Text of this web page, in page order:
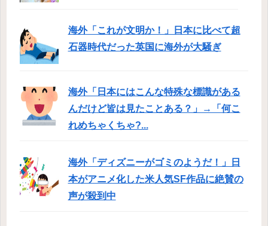
海外「これが文明か！」日本に比べて超
石器時代だった英国に海外が大騒ぎ
海外「日本にはこんな特殊な標識がある
んだけど皆は見たことある？」→「何こ
れめちゃくちゃ?...
海外「ディズニーがゴミのようだ！」日
本がアニメ化した米人気SF作品に絶賛の
声が殺到中